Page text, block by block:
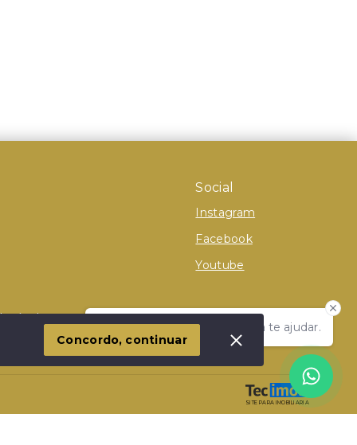
Olá! Estamos disponíveis para te ajudar.
Social
Instagram
Facebook
Youtube
SITE PARA IMOBILIARIA
Concordo, continuar